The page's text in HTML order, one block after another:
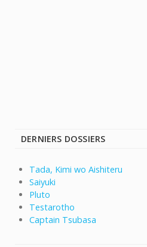
DERNIERS DOSSIERS
Tada, Kimi wo Aishiteru
Saiyuki
Pluto
Testarotho
Captain Tsubasa